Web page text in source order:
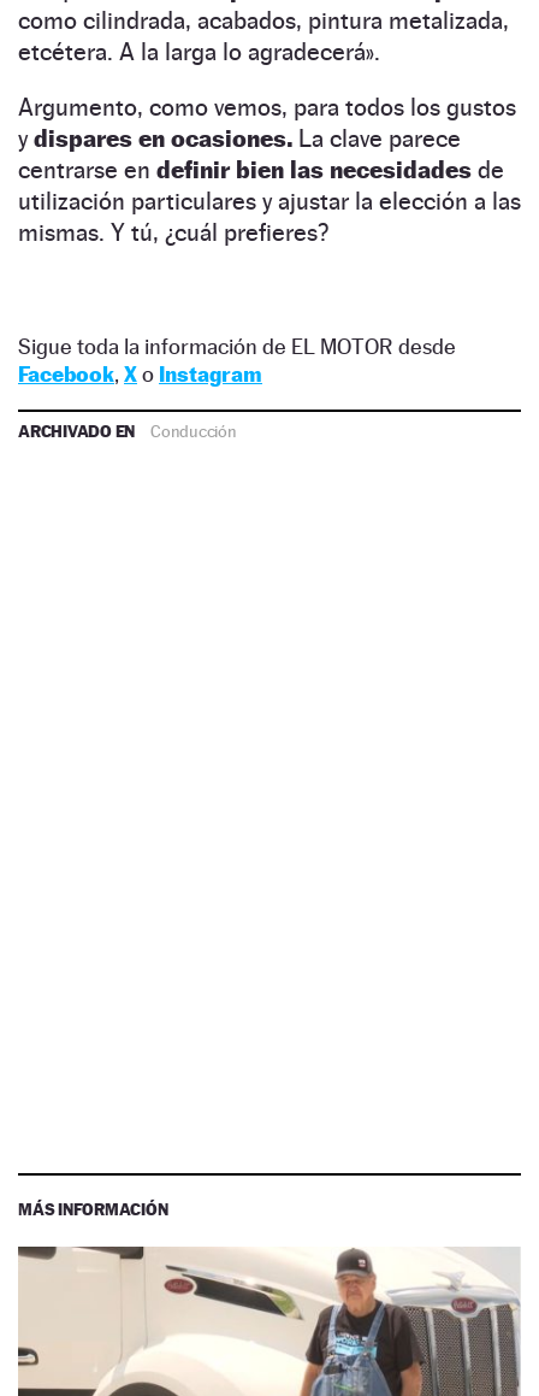
como cilindrada, acabados, pintura metalizada,
etcétera. A la larga lo agradecerá».
Argumento, como vemos, para todos los gustos
ydispares en ocasiones. La clave parece
centrarse en definir bien las necesidades de
utilización particulares y ajustar la elección a las
mismas. Y tú, ¿cuál prefieres?
Sigue toda la información de EL MOTOR desde
Facebook, Xo Instagram
ARCHIVADO EN Conducción
MÁS INFORMACIÓN